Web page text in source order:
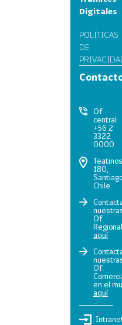
Digitales
POLÍTICAS
DE
Of
central
+56 2
3322
0000
Teatinos
180,
Chile.
Of.
aquí
Of.
en el
aquí